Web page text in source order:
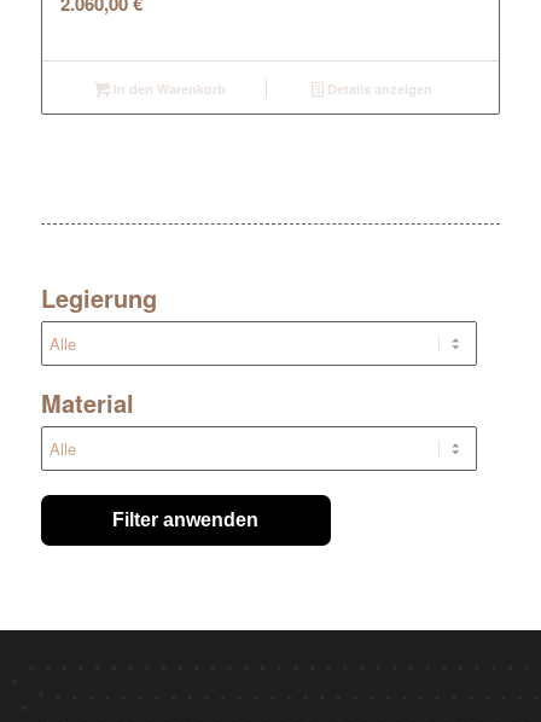
In den Warenkorb Details anzeigen
Legierung
Material
Filter anwenden